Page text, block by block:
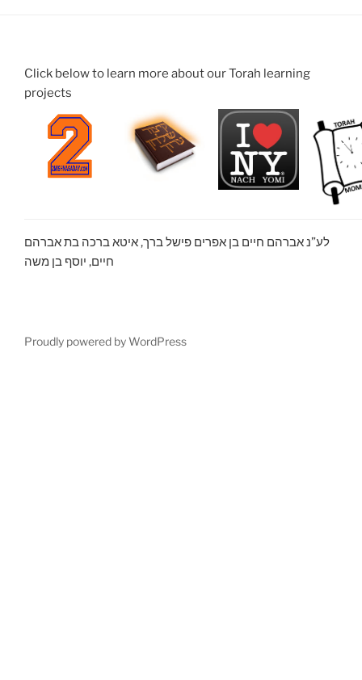
Click below to learn more about our Torah learning
projects
לע”נ אברהם חיים בן אפרים פישל ברך, איטא ברכה בת אברהם
חיים, יוסף בן משה
Proudly powered by WordPress